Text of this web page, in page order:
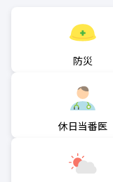
防災
休日当番医